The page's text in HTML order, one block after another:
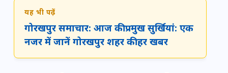
यह भी पढ़ें
गोरखपुर समाचार: आज की प्रमुख सुर्खियां: एक
नजर में जानें गोरखपुर शहर की हर खबर